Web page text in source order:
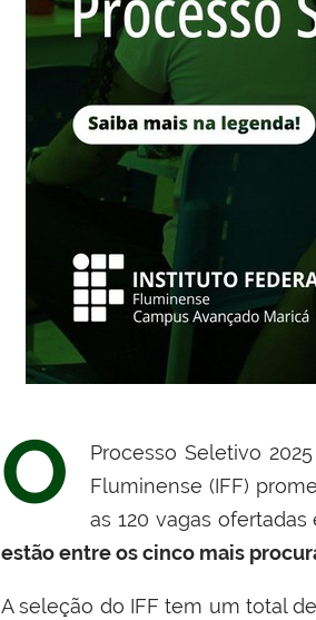
O
Processo Seletivo
Fluminense (IFF)
as 120 vagas
estão entre os cinco mais
A seleção do IFF tem um total